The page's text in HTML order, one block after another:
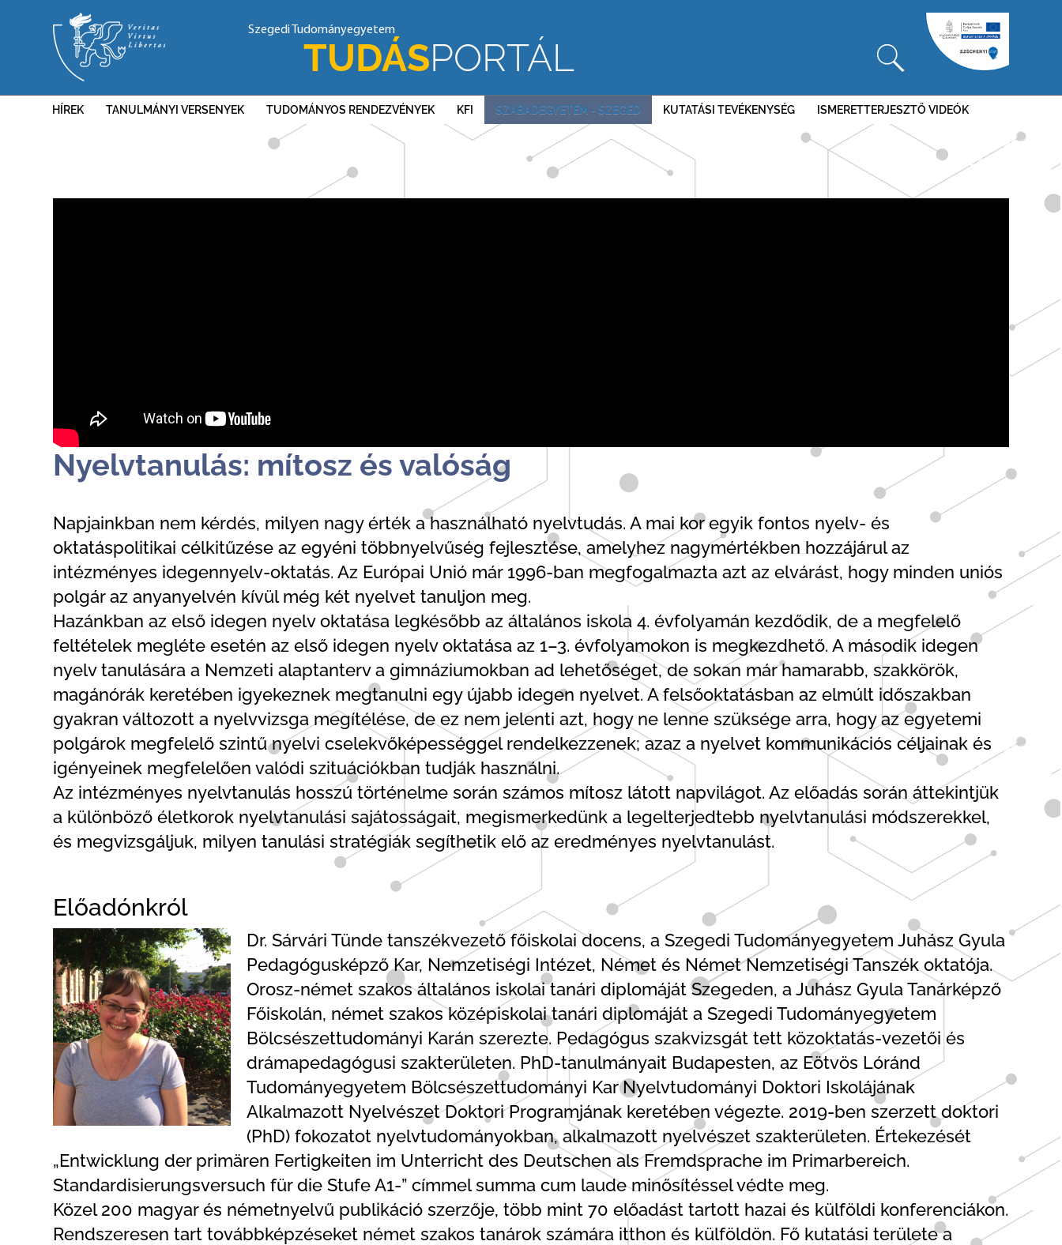
Szegedi Tudományegyetem
TUDÁSPORTÁL
HÍREK TANULMÁNYI VERSENYEK TUDOMÁNYOS RENDEZVÉNYEK KFI SZABADEGYETEM - SZEGED KUTATÁSI TEVÉKENYSÉG ISMERETTERJESZTŐ VIDEÓK
Nyelvtanulás: mítosz és valóság
Napjainkban nem kérdés, milyen nagy érték a használható nyelvtudás. A mai kor egyik fontos nyelv- és
oktatáspolitikai célkitűzése az egyéni többnyelvűség fejlesztése, amelyhez nagymértékben hozzájárul az
intézményes idegennyelv-oktatás. Az Európai Unió már 1996-ban megfogalmazta azt az elvárást, hogy minden uniós
polgár az anyanyelvén kívül még két nyelvet tanuljon meg.
Hazánkban az első idegen nyelv oktatása legkésőbb az általános iskola 4. évfolyamán kezdődik, de a megfelelő
feltételek megléte esetén az első idegen nyelv oktatása az 1–3. évfolyamokon is megkezdhető. A második idegen
nyelv tanulására a Nemzeti alaptanterv a gimnáziumokban ad lehetőséget, de sokan már hamarabb, szakkörök,
magánórák keretében igyekeznek megtanulni egy újabb idegen nyelvet. A felsőoktatásban az elmúlt időszakban
gyakran változott a nyelvvizsga megítélése, de ez nem jelenti azt, hogy ne lenne szüksége arra, hogy az egyetemi
polgárok megfelelő szintű nyelvi cselekvőképességgel rendelkezzenek; azaz a nyelvet kommunikációs céljainak és
igényeinek megfelelően valódi szituációkban tudják használni.
Az intézményes nyelvtanulás hosszú történelme során számos mítosz látott napvilágot. Az előadás során áttekintjük
a különböző életkorok nyelvtanulási sajátosságait, megismerkedünk a legelterjedtebb nyelvtanulási módszerekkel,
és megvizsgáljuk, milyen tanulási stratégiák segíthetik elő az eredményes nyelvtanulást.
Előadónkról
Dr. Sárvári Tünde tanszékvezető főiskolai docens, a Szegedi Tudományegyetem Juhász Gyula
Pedagógusképző Kar, Nemzetiségi Intézet, Német és Német Nemzetiségi Tanszék oktatója.
Orosz-német szakos általános iskolai tanári diplomáját Szegeden, a Juhász Gyula Tanárképző
Főiskolán, német szakos középiskolai tanári diplomáját a Szegedi Tudományegyetem
Bölcsészettudományi Karán szerezte. Pedagógus szakvizsgát tett közoktatás-vezetői és
drámapedagógusi szakterületen. PhD-tanulmányait Budapesten, az Eötvös Lóránd
Tudományegyetem Bölcsészettudományi Kar Nyelvtudományi Doktori Iskolájának
Alkalmazott Nyelvészet Doktori Programjának keretében végezte. 2019-ben szerzett doktori
(PhD) fokozatot nyelvtudományokban, alkalmazott nyelvészet szakterületen. Értekezését
„Entwicklung der primären Fertigkeiten im Unterricht des Deutschen als Fremdsprache im Primarbereich.
Standardisierungsversuch für die Stufe A1-” címmel summa cum laude minősítéssel védte meg.
Közel 200 magyar és németnyelvű publikáció szerzője, több mint 70 előadást tartott hazai és külföldi konferenciákon.
Rendszeresen tart továbbképzéseket német szakos tanárok számára itthon és külföldön. Fő kutatási területe a